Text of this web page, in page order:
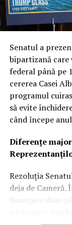
este
inovații și
armata va
disponibilă pe
este văzută ca
evoluțiilor
Revoluția
arhitectură
Dintre
o cotă de 397 de
„Flatellites” –
optimizați
scăzută.
Senatul a
bipartizană
federal până pe
cererea Casei
programul
să evite
când începe
Diferențe
Rezoluția
deja de
finanțare doar